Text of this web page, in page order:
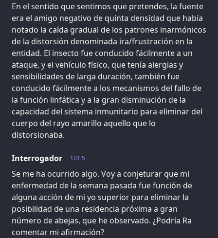
En el sentido que sentimos que pretendes, la fuente
era el amigo negativo de quinta densidad que había
notado la caída gradual de los patrones inarmónicos
de la distorsión denominada ira/frustración en la
entidad. El insecto fue conducido fácilmente a un
ataque, y el vehículo físico, que tenía alergias y
sensibilidades de larga duración, también fue
conducido fácilmente a los mecanismos del fallo de
la función linfática y a la gran disminución de la
capacidad del sistema inmunitario para eliminar del
cuerpo del rayo amarillo aquello que lo
distorsionaba.
101.5
Interrogador
Se me ha ocurrido algo. Voy a conjeturar que mi
enfermedad de la semana pasada fue función de
alguna acción de mi yo superior para eliminar la
posibilidad de una residencia próxima a gran
número de abejas, que he observado. ¿Podría Ra
comentar mi afirmación?